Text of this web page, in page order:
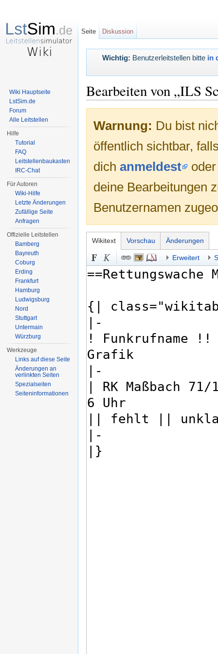
Wichtig: Benutzerleitstellen bitte in
Bearbeiten von „ILS
Warnung: Du bist
öffentlich sichtbar,
dich anmeldest
deine Bearbeitungen
Benutzernamen
Wikitext Vorschau Änderungen
Erweitert
Seite Diskussion
Wiki Hauptseite
LstSim.de
Forum
Alle Leitstellen
Hilfe
Tutorial
FAQ
Leitstellenbaukasten
IRC-Chat
Für Autoren
Wiki-Hilfe
Letzte Änderungen
Zufällige Seite
Anfragen
Offizielle Leitstellen
Bamberg
Bayreuth
Coburg
Erding
Frankfurt
Hamburg
Ludwigsburg
Nord
Stuttgart
Untermain
Würzburg
Werkzeuge
Links auf diese Seite
Änderungen an
verlinkten Seiten
Spezialseiten
Seiten­informationen